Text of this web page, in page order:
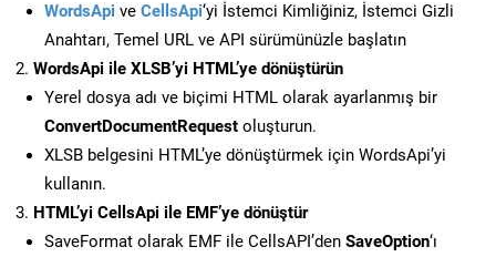
WordsApi ve CellsApi‘yi İstemci Kimliğiniz, İstemci Gizli
Anahtarı, Temel URL ve API sürümünüzle başlatın
WordsApi ile XLSB’yi HTML’ye dönüştürün
Yerel dosya adı ve biçimi HTML olarak ayarlanmış bir
ConvertDocumentRequest oluşturun.
XLSB belgesini HTML’ye dönüştürmek için WordsApi’yi
kullanın.
HTML’yi CellsApi ile EMF’ye dönüştür
SaveFormat olarak EMF ile CellsAPI’den SaveOption‘ı